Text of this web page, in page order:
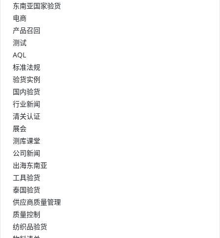
东南亚国家验货
电商
产品召回
测试
AQL
标准法规
验货实例
国内验货
行业新闻
清关认证
展会
测库课堂
公司新闻
出海东南亚
工具验货
泰国验货
供应商质量管理
质量控制
纺织品验货